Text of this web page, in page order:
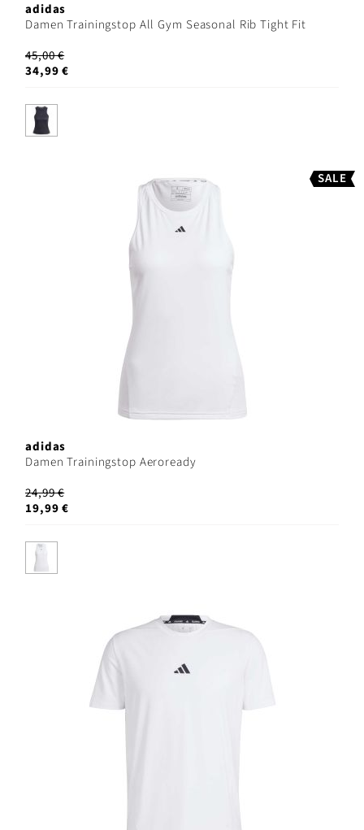
adidas
Damen Trainingstop All Gym Seasonal Rib Tight Fit
45,00 €
34,99 €
SALE
adidas
Damen Trainingstop Aeroready
24,99 €
19,99 €